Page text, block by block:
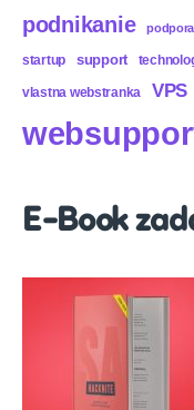
podnikanie podpora
startup support
vlastna webstranka VPS
E-Book